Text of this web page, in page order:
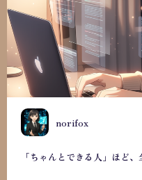
N norifox
「ちゃんとできる人」ほど